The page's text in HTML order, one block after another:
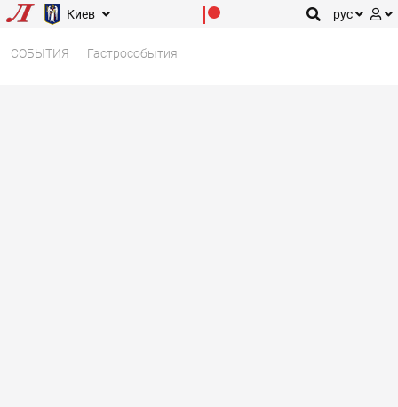
Киев рус
СОБЫТИЯ Гастрособытия